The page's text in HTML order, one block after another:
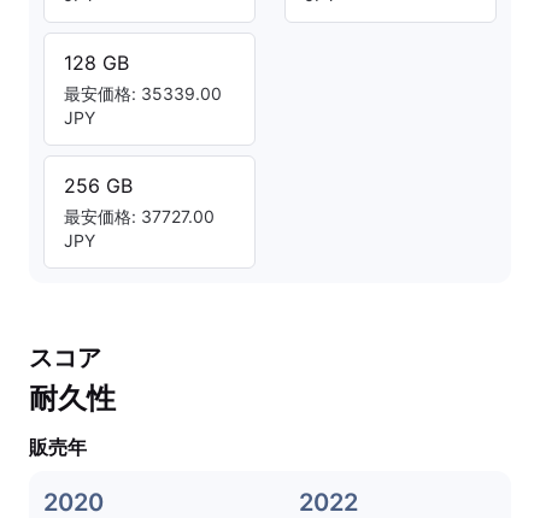
128 GB
最安価格: 35339.00
JPY
256 GB
最安価格: 37727.00
JPY
スコア
耐久性
販売年
2020 2022